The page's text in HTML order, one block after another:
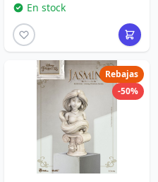
En stock
Rebajas
-50%